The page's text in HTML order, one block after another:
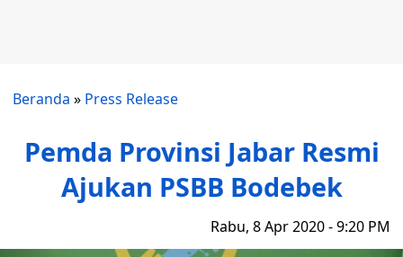
Beranda » Press Release
Pemda Provinsi Jabar Resmi
Ajukan PSBB Bodebek
Rabu, 8 Apr 2020 - 9:20 PM